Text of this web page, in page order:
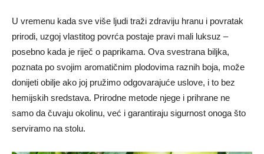
U vremenu kada sve više ljudi traži zdraviju hranu i povratak
prirodi, uzgoj vlastitog povrća postaje pravi mali luksuz –
posebno kada je riječ o paprikama. Ova svestrana biljka,
poznata po svojim aromatičnim plodovima raznih boja, može
donijeti obilje ako joj pružimo odgovarajuće uslove, i to bez
hemijskih sredstava. Prirodne metode njege i prihrane ne
samo da čuvaju okolinu, već i garantiraju sigurnost onoga što
serviramo na stolu.